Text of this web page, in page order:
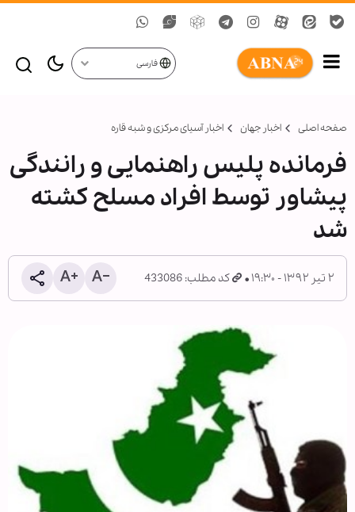
فارسی
صفحه اصلی اخبار جهان اخبار آسیای مرکزی و شبه قاره
فرمانده پلیس راهنمایی و رانندگی
پیشاور توسط افراد مسلح کشته
شد
۲ تیر ۱۳۹۲ - ۱۹:۳۰ کد مطلب: 433086